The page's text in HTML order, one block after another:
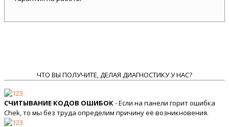
ЧТО ВЫ ПОЛУЧИТЕ, ДЕЛАЯ ДИАГНОСТИКУ У НАС?
СЧИТЫВАНИЕ КОДОВ ОШИБОК- Если на панели горит ошибка
Chek, то мы без труда определим причину её возникновения.